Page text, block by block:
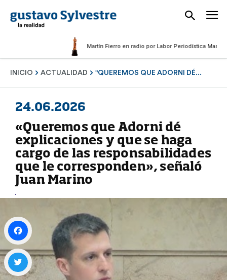
Martín Fierro en radio por Labor Periodística Masculina
INICIO ACTUALIDAD "QUEREMOS QUE ADORNI DÉ...
24.06.2026
«Queremos que Adorni dé
explicaciones y que se haga
cargo de las responsabilidades
que le corresponden», señaló
Juan Marino
Facebook